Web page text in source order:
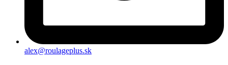
alex@roulageplus.sk